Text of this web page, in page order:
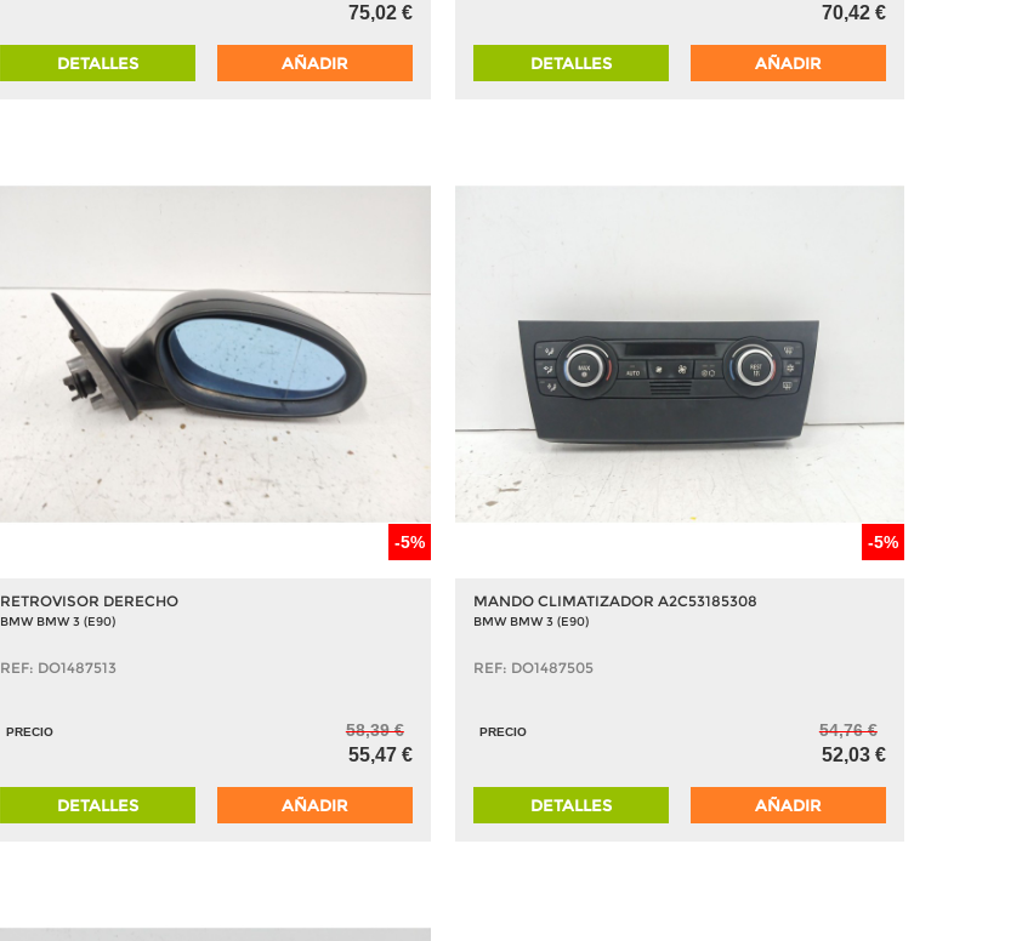
75,02 €
DETALLES AÑADIR
70,42 €
DETALLES AÑADIR
-5%
RETROVISOR DERECHO
BMW BMW 3 (E90)
REF: DO1487513
PRECIO 58,39 €
55,47 €
DETALLES AÑADIR
-5%
MANDO CLIMATIZADOR A2C53185308
BMW BMW 3 (E90)
REF: DO1487505
PRECIO 54,76 €
52,03 €
DETALLES AÑADIR